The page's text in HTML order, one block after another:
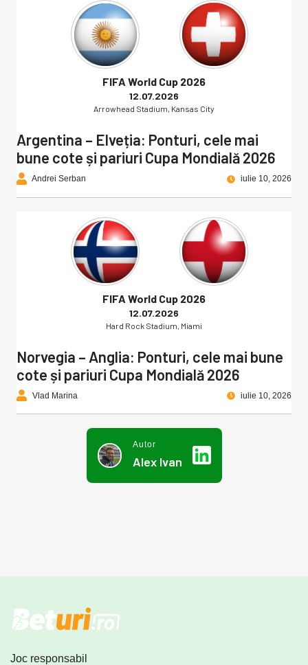
FIFA World Cup 2026
12.07.2026
Arrowhead Stadium, Kansas City
Argentina – Elveția: Ponturi, cele mai
bune cote și pariuri Cupa Mondială 2026
Andrei Serban iulie 10, 2026
FIFA World Cup 2026
12.07.2026
Hard Rock Stadium, Miami
Norvegia – Anglia: Ponturi, cele mai bune
cote și pariuri Cupa Mondială 2026
Vlad Marina iulie 10, 2026
Autor
Alex Ivan
Joc responsabil